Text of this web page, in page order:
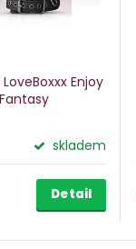
Enjoy
skladem
Detail